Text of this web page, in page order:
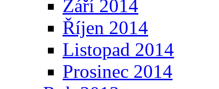
Září 2014
Říjen 2014
Listopad 2014
Prosinec 2014